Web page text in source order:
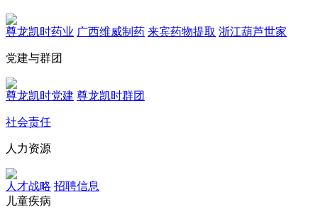
尊龙凯时药业 广西维威制药 来宾药物提取 浙江葫芦世家
党建与群团
尊龙凯时党建 尊龙凯时群团
社会责任
人力资源
人才战略 招聘信息
儿童疾病